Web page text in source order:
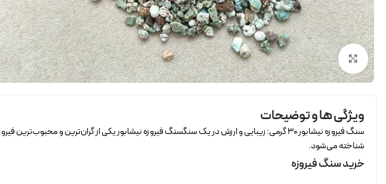
برای بزرگنمایی کلیک کنید
ویژگی ها و توضیحات
سنگ فیروزه نیشابور 30 گرمی: زیبایی و ارزش در یک سنگسنگ فیروزه نیشابور یکی از گران‌ترین و
شناخته می‌شود.
خرید سنگ فیروزه